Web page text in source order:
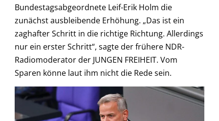
Bundestagsabgeordnete Leif-Erik Holm die
zunächst ausbleibende Erhöhung. „Das ist ein
zaghafter Schritt in die richtige Richtung. Allerdings
nur ein erster Schritt“, sagte der frühere NDR-
Radiomoderator der JUNGEN FREIHEIT. Vom
Sparen könne laut ihm nicht die Rede sein.